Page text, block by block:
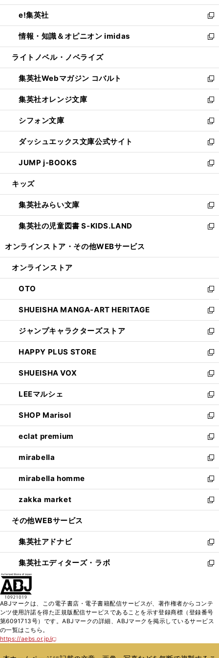
開
く
ウ
で
開
く
ン
ド
ウ
で
開
ウ
ィ
ン
ド
ウ
開
く
し
い
ウ
ィ
ン
ウ
で
開
く
e!集英社
新
し
い
ウ
ン
ド
ウ
で
開
く
情報・知識＆オピニオン imidas
新
し
ウ
ィ
ン
ド
ウ
で
開
く
ライトノベル・ノベライズ
集英社Webマガジン コバルト
新
し
い
ウ
ィ
ン
ド
ウ
で
開
集英社オレンジ文庫
新
し
い
ウ
ィ
ン
ド
ウ
開
く
シフォン文庫
新
し
い
ウ
ィ
ン
ウ
で
開
く
ダッシュエックス文庫公式サイト
新
し
い
ウ
ン
ド
ウ
で
JUMP j-BOOKS
新
し
ウ
ィ
ン
ド
開
キッズ
集英社みらい文庫
新
し
い
ン
ウ
で
開
く
集英社の児童図書 S-KIDS.LAND
新
ウ
ン
ド
ウ
で
開
く
オンラインストア・ その他WEBサービス
オンラインストア
OTO
新
し
い
ウ
ィ
ン
ド
ウ
で
開
く
SHUEISHA MANGA-ART HERITAGE
新
し
い
ウ
ィ
ン
ド
ウ
で
開
く
ジャンプキャラクターズストア
新
し
い
ウ
ィ
ン
ド
ウ
で
開
く
HAPPY PLUS STORE
新
し
い
ウ
ィ
ン
ド
ウ
で
開
く
SHUEISHA VOX
新
し
い
ウ
ィ
ン
ド
ウ
で
開
く
LEEマルシェ
新
し
い
ウ
ィ
ン
ド
ウ
で
開
く
SHOP Marisol
新
し
い
ウ
ィ
ン
ド
ウ
で
開
eclat premium
新
し
い
ウ
ィ
ン
ド
ウ
開
く
mirabella
新
し
い
ウ
ィ
ン
ウ
で
開
く
mirabella homme
新
し
い
ウ
ン
ド
ウ
で
zakka market
新
し
ウ
ィ
ン
ド
く
その他WEBサービス
集英社アドナビ
新
し
い
ド
ウ
で
集英社エディターズ・ラボ
新
ィ
ン
ABJマークは、この電子書店・電子書籍配信サービスが、著作権者からコンテ
ンツ使用許諾を得た正規版配信サービスであることを示す登録商標（登録番号
第6091713号）です。ABJマークの詳細、ABJマークを掲示しているサービス
の一覧はこちら。
https://aebs.or.jp/
新
い